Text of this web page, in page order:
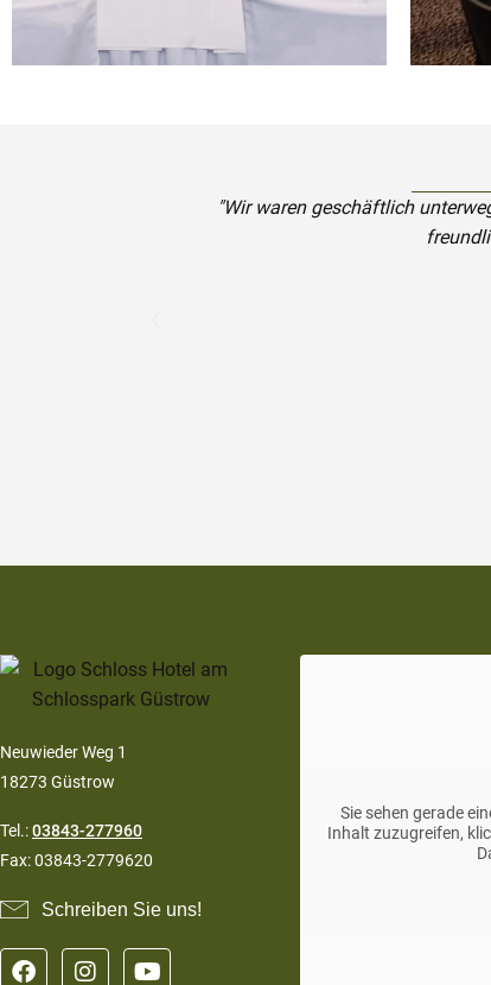
"Wir waren geschäftlich
Neuwieder Weg 1
18273 Güstrow
Tel.:03843-277960
Fax: 03843-2779620
Schreiben Sie uns!
Sie sehen gerade
Inhalt zuzugreifen,